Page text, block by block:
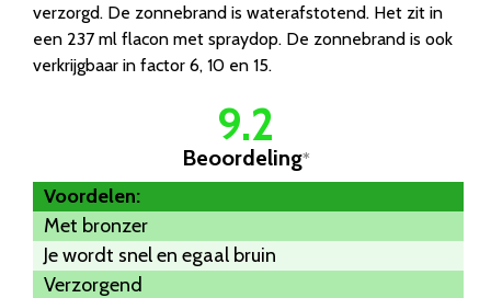
verzorgd. De zonnebrand is waterafstotend. Het zit in
een 237 ml flacon met spraydop. De zonnebrand is ook
verkrijgbaar in factor 6, 10 en 15.
9.2
Beoordeling*
Voordelen:
Met bronzer
Je wordt snel en egaal bruin
Verzorgend